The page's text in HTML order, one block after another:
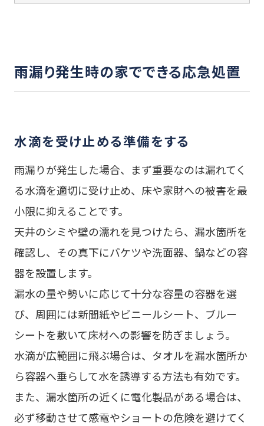
雨漏り発生時の家でできる応急処置
水滴を受け止める準備をする
雨漏りが発生した場合、まず重要なのは漏れてく
る水滴を適切に受け止め、床や家財への被害を最
小限に抑えることです。
天井のシミや壁の濡れを見つけたら、漏水箇所を
確認し、その真下にバケツや洗面器、鍋などの容
器を設置します。
漏水の量や勢いに応じて十分な容量の容器を選
び、周囲には新聞紙やビニールシート、ブルー
シートを敷いて床材への影響を防ぎましょう。
水滴が広範囲に飛ぶ場合は、タオルを漏水箇所か
ら容器へ垂らして水を誘導する方法も有効です。
また、漏水箇所の近くに電化製品がある場合は、
必ず移動させて感電やショートの危険を避けてく